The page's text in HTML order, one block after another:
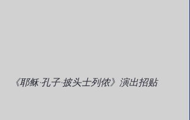
《耶稣·孔子·披头士列侬》演出招贴